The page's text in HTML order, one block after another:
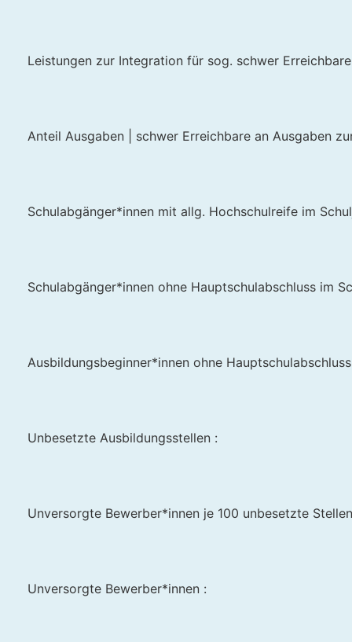
Leistungen zur Integration für sog. schwer Erreichbare
Anteil Ausgaben | schwer Erreichbare an Ausgaben
Schulabgänger*innen mit allg. Hochschulreife im
Schulabgänger*innen ohne Hauptschulabschluss im
Ausbildungsbeginner*innen ohne
Unbesetzte Ausbildungsstellen :
Unversorgte Bewerber*innen je 100 unbesetzte
Unversorgte Bewerber*innen :